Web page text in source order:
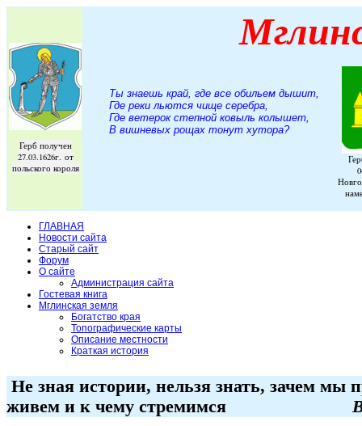
Герб получен
27.03.1626г. от
польского короля
Ты знаешь край, где все обильем дышит,
Где реки льются чище серебра,
Где ветерок степной ковыль колышет,
В вишневых рощах тонут хутора?
ГЛАВНАЯ
Новости сайта
Старый сайт
Форум
О сайте
Администрация сайта
Гостевая книга
Мглинская земля
Богатство края
Топографические карты
Описание местности
Краткая история
Не зная истории, нельзя знать, зачем мы
живем и к чему стремимся